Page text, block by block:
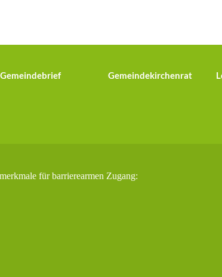
Gemeindebrief Gemeindekirchenrat
für barrierearmen Zugang: